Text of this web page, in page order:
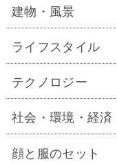
建物・風景
ライフスタイル
テクノロジー
社会・環境・経済
顔と服のセット